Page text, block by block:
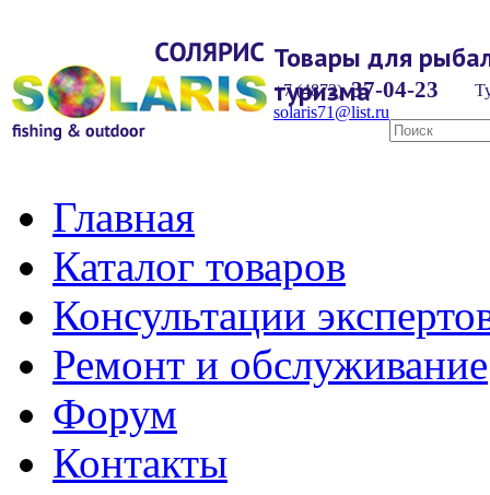
Товары для
туризма
+7 (4872) 37-04-23
solaris71@list.ru
Главная
Каталог товаров
Консультации
Ремонт и обслуживание
Форум
Контакты